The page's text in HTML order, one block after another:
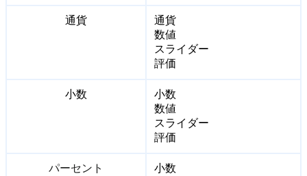
通貨
通貨
数値
スライダー
評価
小数
小数
数値
スライダー
評価
パーセント
小数